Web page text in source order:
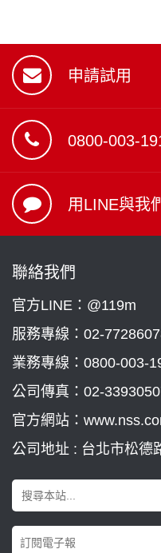
申請試用
0800-003-
用LINE與我
聯絡我們
官方LINE：@119m
服務專線： 02-
業務專線： 0800-003-
公司傳真：02-
官方網站：
公司地址 : 台北市松德
Search
for: